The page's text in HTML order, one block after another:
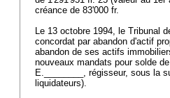
créance de 83'000 fr.
Le 13 octobre 1994, le Tribunal
concordat par abandon d'actif
abandon de ses actifs
nouveaux mandats pour solde
E.________, régisseur, sous la
liquidateurs).